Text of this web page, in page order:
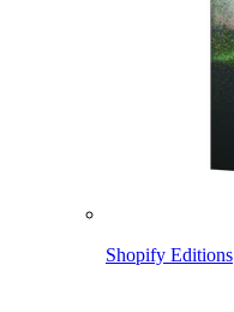
Shopify Editions